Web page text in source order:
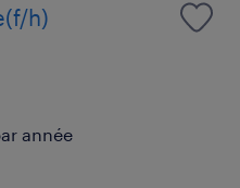
h)
année